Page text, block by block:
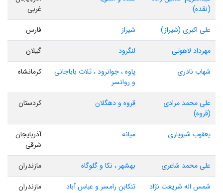
(نقده)
غربی
علی اکبری (شیراز)
شیراز
فارس
مهرداد لاهوتی
لنگرود
گیلان
شهاب نادری
پاوه ، جوانرود ، ثلاث باباجانی
و روانسر
کرمانشاه
علی محمد مرادی
(قروه)
قروه و دهگلان کردستان
یعقوب شیویاری میانه
آذربایجان
شرقی
علی محمد شاعری
بهشهر ، نکا و گلوگاه
مازندران
شمس اله شریعت نژاد
تنکابن رامسر و عباس آباد
مازندران